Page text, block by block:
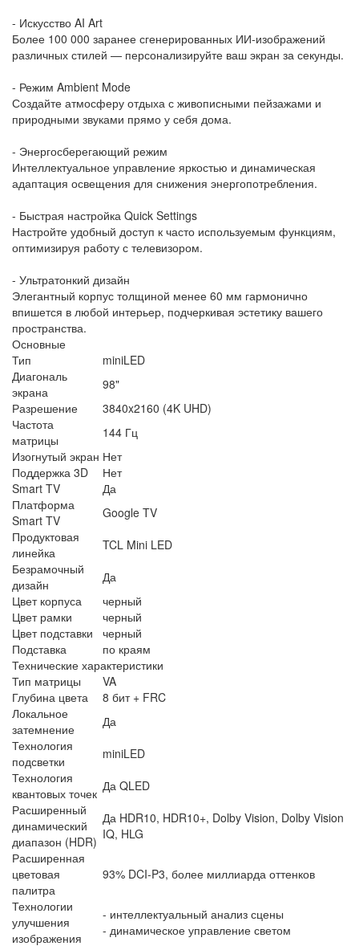
- Искусство AI Art
Более 100 000 заранее сгенерированных ИИ-изображений
различных стилей — персонализируйте ваш экран за секунды.
- Режим Ambient Mode
Создайте атмосферу отдыха с живописными пейзажами и
природными звуками прямо у себя дома.
- Энергосберегающий режим
Интеллектуальное управление яркостью и динамическая
адаптация освещения для снижения энергопотребления.
- Быстрая настройка Quick Settings
Настройте удобный доступ к часто используемым функциям,
оптимизируя работу с телевизором.
- Ультратонкий дизайн
Элегантный корпус толщиной менее 60 мм гармонично
впишется в любой интерьер, подчеркивая эстетику вашего
пространства.
Основные
Тип
miniLED
Диагональ
экрана
98"
Разрешение
3840x2160 (4K UHD)
Частота
матрицы
144 Гц
Изогнутый экран Нет
Поддержка 3D
Нет
Smart TV
Да
Платформа
Smart TV
Google TV
Продуктовая
линейка
TCL Mini LED
Безрамочный
дизайн
Да
Цвет корпуса
черный
Цвет рамки
черный
Цвет подставки
черный
Подставка
по краям
Технические характеристики
Тип матрицы
VA
Глубина цвета
8 бит + FRC
Локальное
затемнение
Да
Технология
подсветки
miniLED
Технология
квантовых точек Да QLED
Расширенный
динамический
диапазон (HDR)
Да HDR10, HDR10+, Dolby Vision, Dolby Vision
IQ, HLG
Расширенная
цветовая
палитра
93% DCI-P3, более миллиарда оттенков
Технологии
улучшения
изображения
- интеллектуальный анализ сцены
- динамическое управление светом